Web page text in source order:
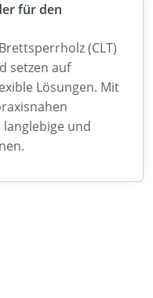
für den
(CLT)
setzen auf
Lösungen. Mit
und